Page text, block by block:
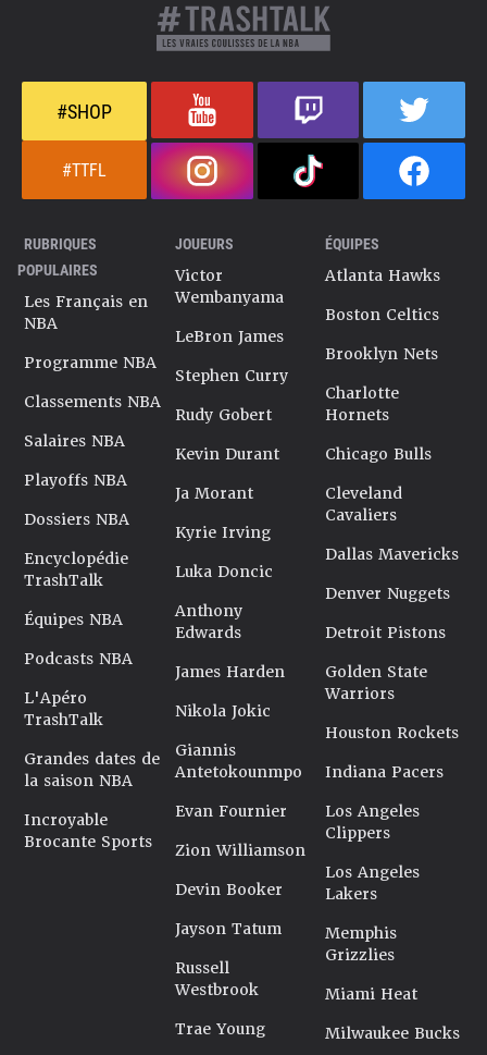
#SHOP
#TTFL
RUBRIQUES
POPULAIRES
Les Français en
NBA
Programme NBA
Classements NBA
Salaires NBA
Playoffs NBA
Dossiers NBA
Encyclopédie
TrashTalk
Équipes NBA
Podcasts NBA
L'Apéro
TrashTalk
Grandes dates de
la saison NBA
Incroyable
Brocante Sports
JOUEURS
Victor
Wembanyama
LeBron James
Stephen Curry
Rudy Gobert
Kevin Durant
Ja Morant
Kyrie Irving
Luka Doncic
Anthony
Edwards
James Harden
Nikola Jokic
Giannis
Antetokounmpo
Evan Fournier
Zion Williamson
Devin Booker
Jayson Tatum
Russell
Westbrook
Trae Young
ÉQUIPES
Atlanta Hawks
Boston Celtics
Brooklyn Nets
Charlotte
Hornets
Chicago Bulls
Cleveland
Cavaliers
Dallas Mavericks
Denver Nuggets
Detroit Pistons
Golden State
Warriors
Houston Rockets
Indiana Pacers
Los Angeles
Clippers
Los Angeles
Lakers
Memphis
Grizzlies
Miami Heat
Milwaukee Bucks